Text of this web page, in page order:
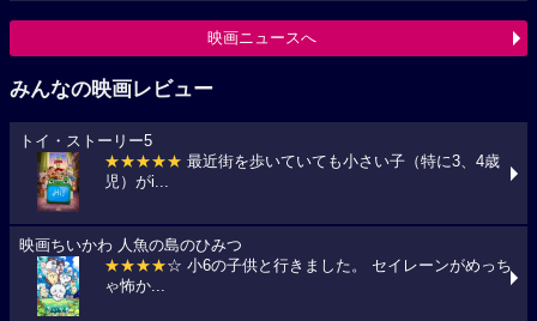
映画ニュースへ
みんなの映画レビュー
トイ・ストーリー5
★★★★★ 最近街を歩いていても小さい子（特に3、4歳
児）がi...
映画ちいかわ 人魚の島のひみつ
★★★★☆ 小6の子供と行きました。 セイレーンがめっち
ゃ怖か...